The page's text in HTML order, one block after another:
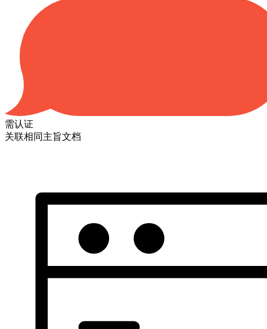
需认证
关联相同主旨文档